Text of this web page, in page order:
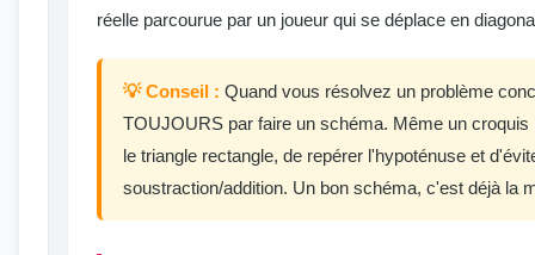
réelle parcourue par un joueur qui se déplace en
💡 Conseil : Quand vous résolvez un problème
TOUJOURS par faire un schéma. Même un croquis
le triangle rectangle, de repérer l'hypoténuse et
soustraction/addition. Un bon schéma, c'est déjà la